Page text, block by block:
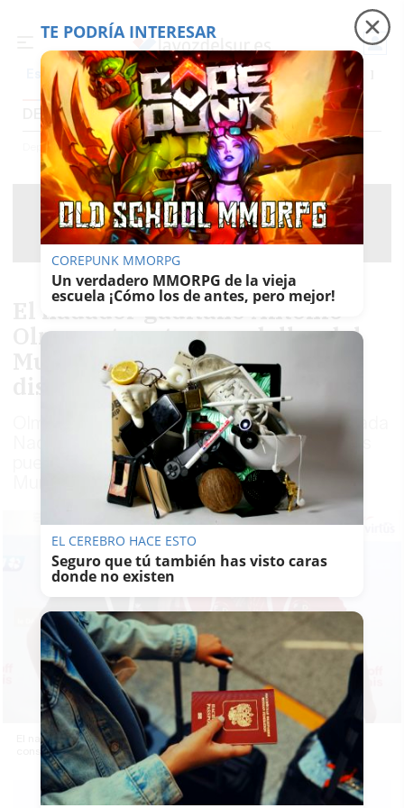
Es noticia Precio luz Ceuta Carreras de caballos
DEPORTES
Deportes
El nadador gaditano Antonio
Olmo se trae tres medallas del
Mundial para personas con
discapacidad intelectual
Olmo, miembro del club de natación adaptada
Nada Gades, consigue también dos cuartos
puestos durante su participación en el
Mundial Virtus en Francia
El nadador gaditano Antonio Olmo, con una de las medallas
conseguidas.
TE PODRÍA INTERESAR
COREPUNK MMORPG
Un verdadero MMORPG de la vieja
escuela ¡Cómo los de antes, pero mejor!
EL CEREBRO HACE ESTO
Seguro que tú también has visto caras
donde no existen